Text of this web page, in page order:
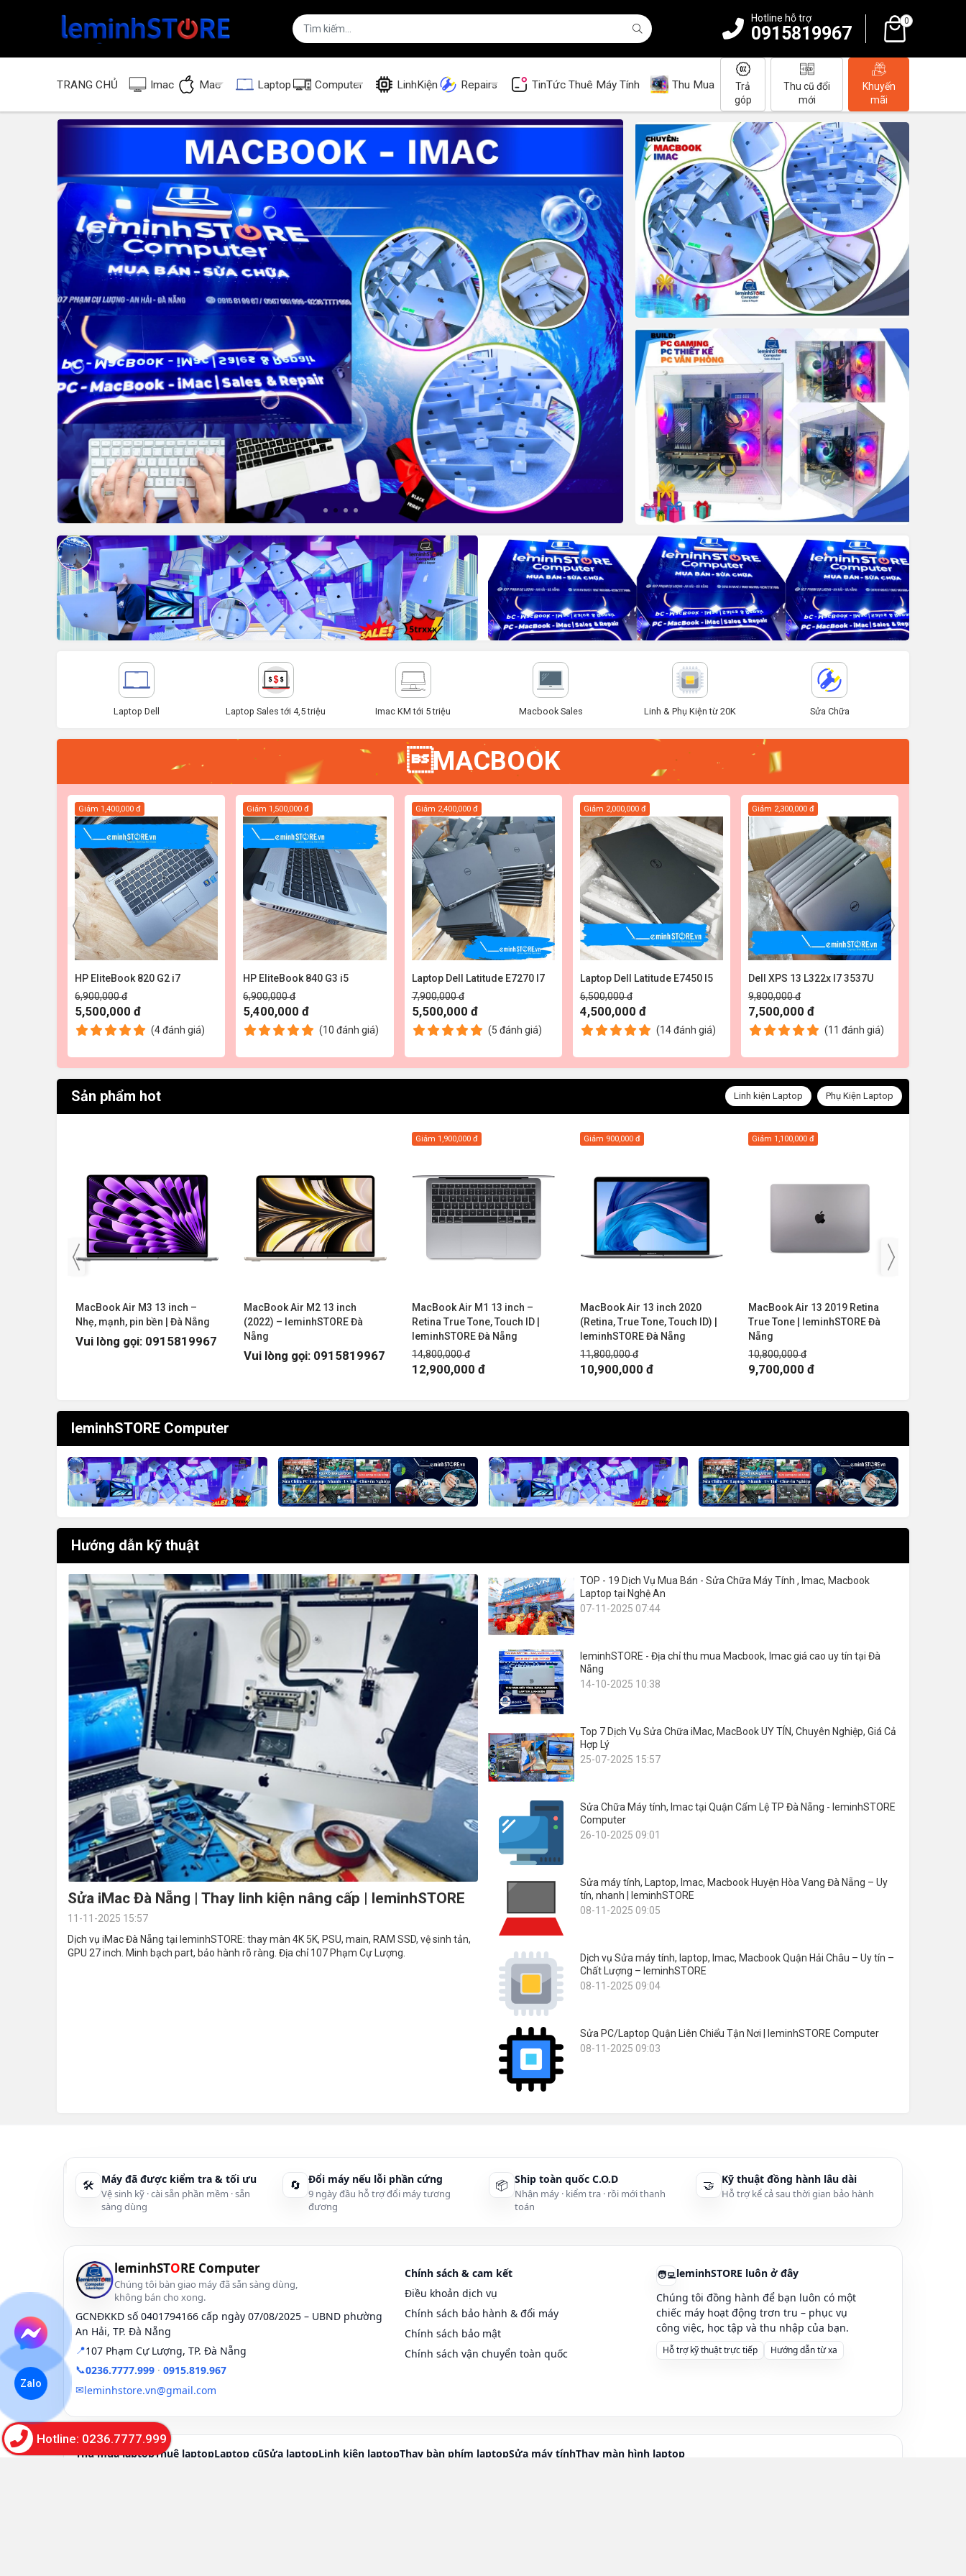
Hotline hỗ trợ
0915819967
0
TRANG CHỦ Imac Mac Laptop Computer LinhKiện Repairs TinTức Thuê Máy Tính Thu Mua
Trả
góp
Thu cũ đổi
mới
Khuyến
mãi
Laptop Dell Laptop Sales tới 4,5 triệu Imac KM tới 5 triệu Macbook Sales Linh & Phụ Kiện từ 20K Sửa Chữa
MACBOOK
HP EliteBook 820 G2 i7
6,900,000 đ
Giảm 1,400,000 đ
5,500,000 đ
(4đánh giá)
HP EliteBook 840 G3 i5
6,900,000 đ
Giảm 1,500,000 đ
5,400,000 đ
(10đánh giá)
Laptop Dell Latitude E7270 I7
7,900,000 đ
Giảm 2,400,000 đ
5,500,000 đ
(5 đánh giá)
Laptop Dell Latitude E7450 I5
6,500,000 đ
Giảm 2,000,000 đ
4,500,000 đ
(14đánh giá)
Dell XPS 13 L322x I7 3537U
9,800,000 đ
Giảm 2,300,000 đ
7,500,000 đ
(11 đánh giá)
Sản phẩm hot Linh kiện Laptop Phụ Kiện Laptop
MacBook Air M3 13 inch –
Nhẹ, mạnh, pin bền | Đà Nẵng
Vui lòng gọi: 0915819967
MacBook Air M2 13 inch
(2022) – leminhSTORE Đà
Nẵng
Vui lòng gọi: 0915819967
MacBook Air M1 13 inch –
Retina True Tone, Touch ID |
leminhSTORE Đà Nẵng
14,800,000 đ
Giảm 1,900,000 đ
12,900,000 đ
MacBook Air 13 inch 2020
(Retina, True Tone, Touch ID) |
leminhSTORE Đà Nẵng
11,800,000 đ
Giảm 900,000 đ
10,900,000 đ
MacBook Air 13 2019 Retina
True Tone | leminhSTORE Đà
Nẵng
10,800,000 đ
Giảm 1,100,000 đ
9,700,000 đ
leminhSTORE Computer
Hướng dẫn kỹ thuật
Sửa iMac Đà Nẵng | Thay linh kiện nâng cấp | leminhSTORE
11-11-2025 15:57
Dịch vụ iMac Đà Nẵng tại leminhSTORE: thay màn 4K 5K, PSU, main, RAM SSD, vệ sinh tản,
GPU 27 inch. Minh bạch part, bảo hành rõ ràng. Địa chỉ 107 Phạm Cự Lượng.
TOP - 19 Dịch Vụ Mua Bán - Sửa Chữa Máy Tính , Imac, Macbook
Laptop tại Nghệ An
07-11-2025 07:44
leminhSTORE - Địa chỉ thu mua Macbook, Imac giá cao uy tín tại Đà
Nẵng
14-10-2025 10:38
Top 7 Dịch Vụ Sửa Chữa iMac, MacBook UY TÍN, Chuyên Nghiệp, Giá Cả
Hợp Lý
25-07-2025 15:57
Sửa Chữa Máy tính, Imac tại Quận Cẩm Lệ TP Đà Nẵng - leminhSTORE
Computer
26-10-2025 09:01
Sửa máy tính, Laptop, Imac, Macbook Huyện Hòa Vang Đà Nẵng – Uy
tín, nhanh | leminhSTORE
08-11-2025 09:05
Dịch vụ Sửa máy tính, laptop, Imac, Macbook Quận Hải Châu – Uy tín –
Chất Lượng – leminhSTORE
08-11-2025 09:04
Sửa PC/Laptop Quận Liên Chiểu Tận Nơi | leminhSTORE Computer
08-11-2025 09:03
🛠 Máy đã được kiểm tra & tối ưu
Vệ sinh kỹ · cài sẵn phần mềm · sẵn
sàng dùng
🔄 Đổi máy nếu lỗi phần cứng
9 ngày đầu hỗ trợ đổi máy tương
đương
📦 Ship toàn quốc C.O.D
Nhận máy · kiểm tra · rồi mới thanh
toán
🤝 Kỹ thuật đồng hành lâu dài
Hỗ trợ kể cả sau thời gian bảo hành
leminhSTORE Computer
Chúng tôi bàn giao máy đã sẵn sàng dùng,
không bán cho xong.
GCNĐKKD số 0401794166 cấp ngày 07/08/2025 – UBND phường
An Hải, TP. Đà Nẵng
📍107 Phạm Cự Lượng, TP. Đà Nẵng
📞0236.7777.999 · 0915.819.967
✉leminhstore.vn@gmail.com
Chính sách & cam kết
Điều khoản dịch vụ
Chính sách bảo hành & đổi máy
Chính sách bảo mật
Chính sách vận chuyển toàn quốc
🧑‍💻leminhSTORE luôn ở đây
Chúng tôi đồng hành để bạn luôn có một
chiếc máy hoạt động trơn tru – phục vụ
công việc, học tập và thu nhập của bạn.
Hỗ trợ kỹ thuật trực tiếp Hướng dẫn từ xa
Thu mua laptopThuê laptopLaptop cũSửa laptopLinh kiện laptopThay bàn phím laptopSửa máy tínhThay màn hình laptop
Hotline: 0236.7777.999
Zalo